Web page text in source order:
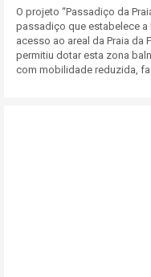
O projeto “Passadiço da
passadiço que estabelece a
acesso ao areal da Praia da
permitiu dotar esta zona
com mobilidade reduzida,